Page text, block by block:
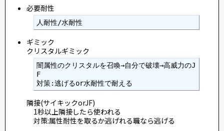
必要耐性
人耐性/水耐性
ギミック
クリスタルギミック
闇属性のクリスタルを召喚→自分で破壊→高威力のJ
F
対策:逃げるor水耐性で耐える
隣接(サイキックorJF)
1秒以上隣接したら使われる
対策:属性耐性を取るか逃げれる職なら逃げる